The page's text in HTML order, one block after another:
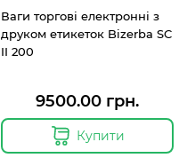
Ваги торгові електронні з
друком етикеток Bizerba SC
II 200
9500.00 грн.
Купити